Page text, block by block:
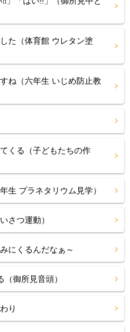
た（体育館 ウレタン塗
ね（六年生 いじめ防止教
くる（子どもたちの作
プラネタリウム見学）
さつ運動）
にくるんだなぁ～
御所見音頭）
り